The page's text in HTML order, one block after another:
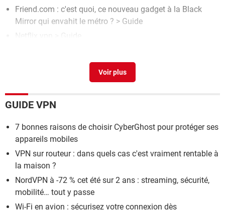
Friend.com : c'est quoi, ce nouveau gadget à la Black
Mirror qui envahit le métro ? > Guide
Netflix vpn
GUIDE VPN
7 bonnes raisons de choisir CyberGhost pour protéger ses
appareils mobiles
VPN sur routeur : dans quels cas c'est vraiment rentable à
la maison ?
NordVPN à -72 % cet été sur 2 ans : streaming, sécurité,
mobilité… tout y passe
Wi-Fi en avion : sécurisez votre connexion dès